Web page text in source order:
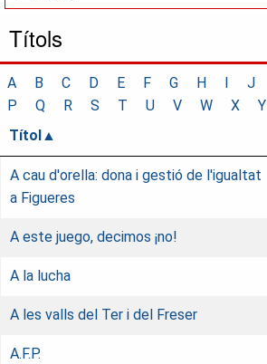
Títols
A B C D E F G H I J
P
Q R S T U V W X Y
Títol
A cau d'orella: dona i gestió de l'igualtat
a Figueres
A este juego, decimos ¡no!
A la lucha
A les valls del Ter i del Freser
A.F.P.